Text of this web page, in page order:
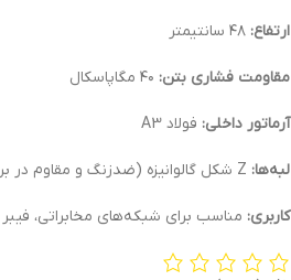
ارتفاع: ۴۸ سانتیمتر
مقاومت فشاری بتن:
آرماتور داخلی: فولاد A3
لبه‌ها:
کاربری: مناسب برای شبکه‌های مخابراتی،